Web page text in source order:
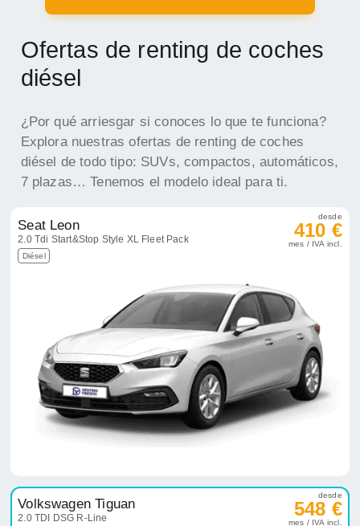
Ofertas de renting de coches
diésel
¿Por qué arriesgar si conoces lo que te funciona?
Explora nuestras ofertas de renting de coches
diésel de todo tipo: SUVs, compactos, automáticos,
7 plazas… Tenemos el modelo ideal para ti.
Seat Leon
2.0 Tdi Start&Stop Style XL Fleet Pack
Diésel
desde
410 €
mes / IVA incl.
Volkswagen Tiguan
2.0 TDI DSG R-Line
desde
548 €
mes / IVA incl.